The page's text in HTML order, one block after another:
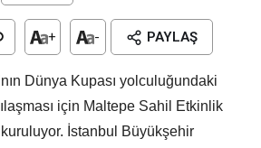
+ - PAYLAŞ
Dünya Kupası yolculuğundaki
için Maltepe Sahil Etkinlik
İstanbul Büyükşehir